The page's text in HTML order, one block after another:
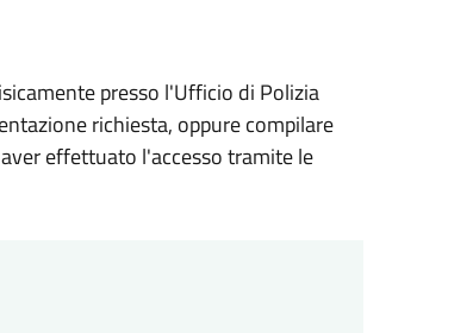
presso l'Ufficio di Polizia
richiesta, oppure compilare
effettuato l'accesso tramite le